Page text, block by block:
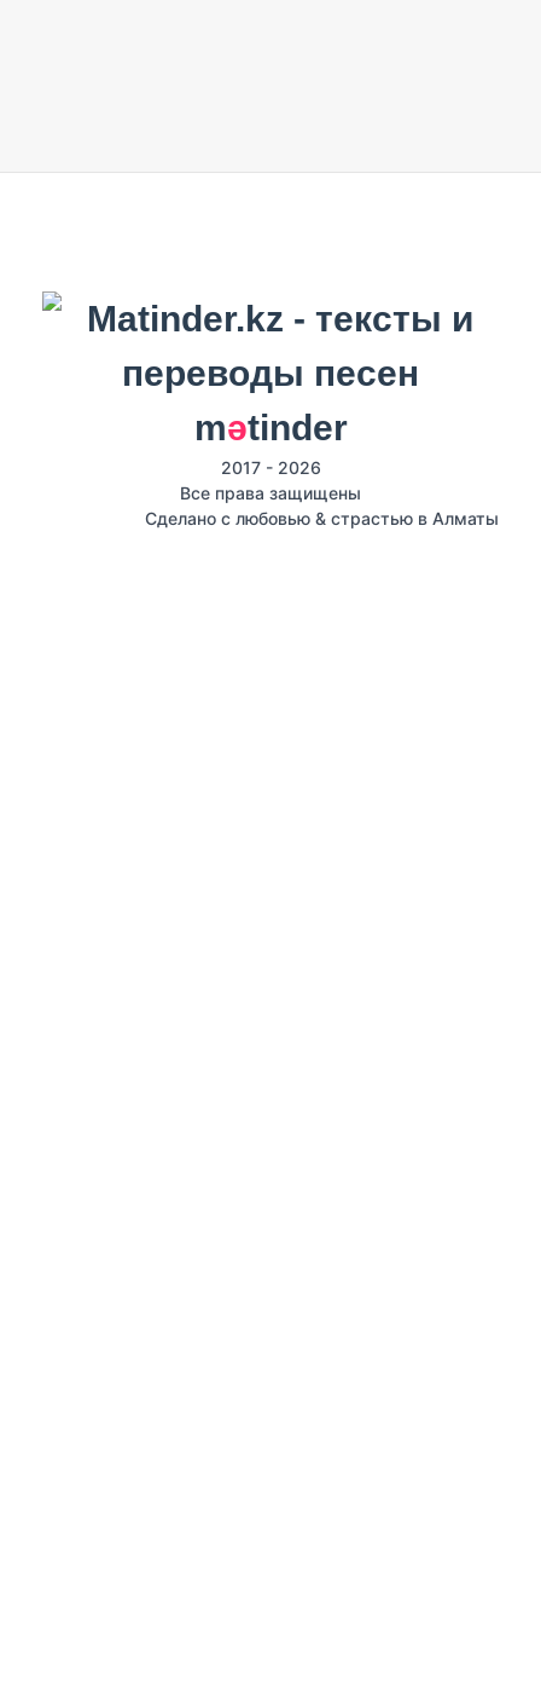
mәtinder
2017 - 2026
Все права защищены
Сделано с любовью & страстью в Алматы